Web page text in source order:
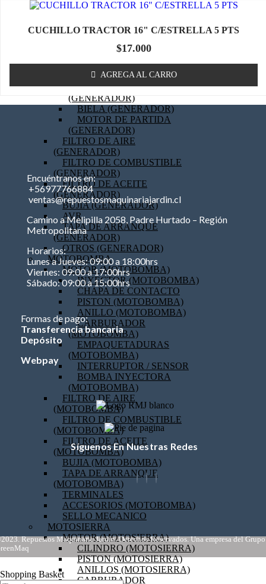
CARBURADOR
(GENERADOR)
PISTON (GENERADOR)
ANILLOS (GENERADOR)
BOBINA (GENERADOR)
EMPAQUETADURAS
(GENERADOR)
BIELA (GENERADOR)
MOTOR DE PARTIDA
(GENERADOR)
FILTRO DE AIRE
(GENERADOR)
FILTRO DE COMBUSTIBLE
(GENERADOR)
FILTRO DE ACEITE
(GENERADOR)
BUJIA (GENERADOR)
AVR
TAPA DE ARRANQUE
(GENERADOR)
OTROS (GENERADOR)
MOTOBOMBA
MOTOR (MOTOBOMBA)
INYECTOR (MOTOBOMBA)
CHAPA DE CONTACTO
PISTON (MOTOBOMBA)
ANILLO (MOTOBOMBA)
CARBURADOR
(MOTOBOMBA)
EMPAQUETADURAS
(MOTOBOMBA)
INTERRUPTOR / SENSOR
BOMBA INYECTORA
(MOTOBOMBA)
FILTRO DE AIRE
(MOTOBOMBA)
FILTRO DE COMBUSTIBLE
(MOTOBOMBA)
FILTRO DE ACEITE
(MOTOBOMBA)
BUJIA (MOTOBOMBA)
TAPA DE ARRANQUE
(MOTOBOMBA)
TERMINALES
ACCESORIOS (MOTOBOMBA)
SELLO MECANICO
MOTOSIERRA
MOTOR (MOTOSIERRA)
CILINDRO (MOTOSIERRA)
PISTON (MOTOSIERRA)
ANILLOS (MOTOSIERRA)
CARBURADOR
CUCHILLO TRACTOR 16" C/ESTRELLA 5 PTS
$17.000
AGREGA AL CARRO
Encuéntranos en:
+56977766884
ventas@repuestosmaquinariajardin.cl
Camino a Melipilla 2058, Padre Hurtado – Región
Metropolitana
Horarios:
Lunes a Jueves: 09:00 a 18:00hrs
Viernes: 09:00 a 17:00hrs
Sábado: 09:00 a 15:00hrs
Formas de pago:
Transferencia bancaria
Depósito
Webpay
Síguenos En Nuestras Redes
Repuestos Maquinaria Jardín. Derechos Reservados. Una empresa del Grupo
Shopping Basket